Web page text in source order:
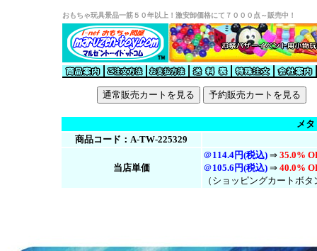
おもちゃ玩具景品一筋５０年以上！激安卸価格にて７０００点～販売中！
メ
商品コード：A-TW-225329
当店単価
＠114.4円(税込) ⇒ 35.0%
＠105.6円(税込) ⇒ 40.0%
（ショッピングカートボ